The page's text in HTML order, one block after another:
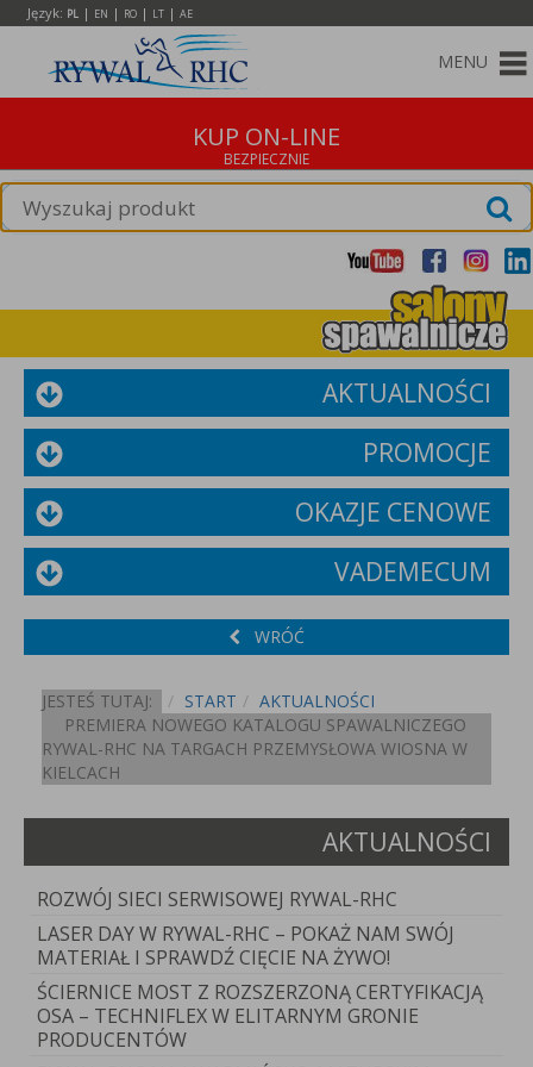
Język: PL | EN | RO | LT | AE
MENU
KUP ON-LINE
AKTUALNOŚCI
PROMOCJE
OKAZJE CENOWE
VADEMECUM
WRÓĆ
JESTEŚ TUTAJ: START
AKTUALNOŚCI
PREMIERA NOWEGO KATALOGU SPAWALNICZEGO
RYWAL-RHC NA TARGACH PRZEMYSŁOWA WIOSNA W
KIELCACH
AKTUALNOŚCI
ROZWÓJ SIECI SERWISOWEJ RYWAL-RHC
LASER DAY W RYWAL-RHC – POKAŻ NAM SWÓJ
MATERIAŁ I SPRAWDŹ CIĘCIE NA ŻYWO!
ŚCIERNICE MOST Z ROZSZERZONĄ CERTYFIKACJĄ
OSA – TECHNIFLEX W ELITARNYM GRONIE
PRODUCENTÓW